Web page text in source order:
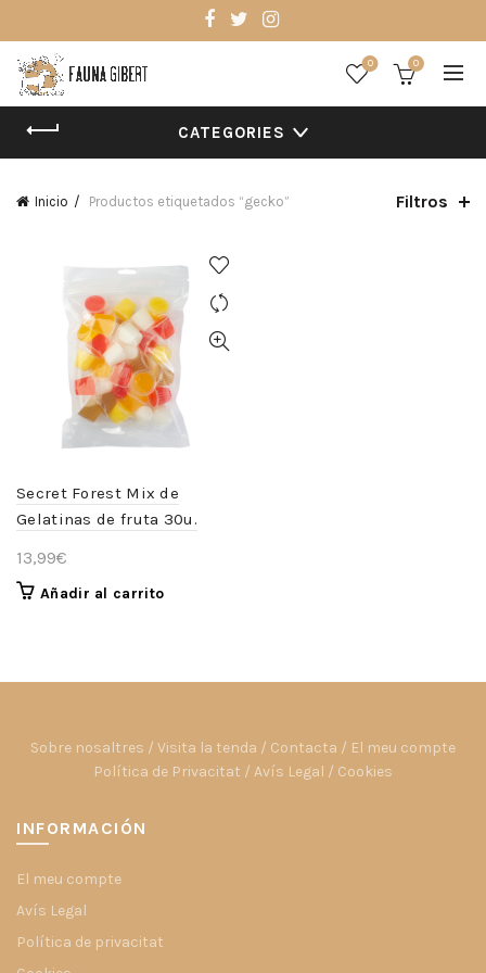
0 0
CATEGORIES
Inicio Productos etiquetados “gecko” Filtros
Secret Forest Mix de
Gelatinas de fruta 30u.
13,99€
Añadir al carrito
Sobre nosaltres / Visita la tenda / Contacta / El meu compte
Política de Privacitat / Avís Legal / Cookies
INFORMACIÓN
El meu compte
Avís Legal
Política de privacitat